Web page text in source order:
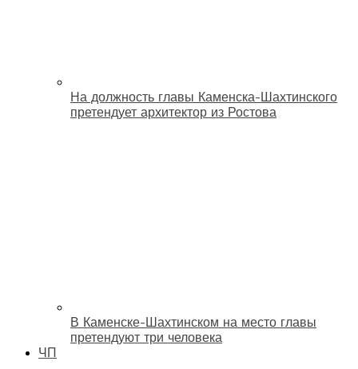
На должность главы Каменска-Шахтинского
претендует архитектор из Ростова
В Каменске-Шахтинском на место главы
претендуют три человека
ЧП